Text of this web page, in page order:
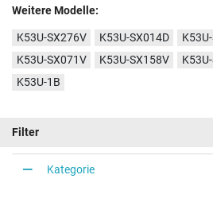
Weitere Modelle:
K53U-SX276V K53U-SX014D
K53U-SX071V
K53U-SX158V
K53U-1B
Filter
Kategorie